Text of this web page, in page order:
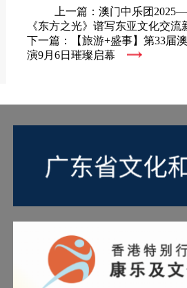
上一篇：澳门中乐团
《东方之光》谱写东亚文化交流
下一篇：【旅游+盛事】第33届
演9月6日璀璨启幕